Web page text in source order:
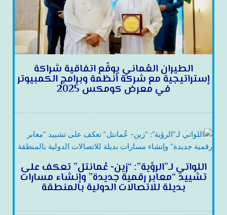
الطيران العُماني يوقّع اتفاقية شراكة
إستراتيجية مع شركة أنظمة وبرامج الكمبيوتر
في معرض كومكس 2025
اللواتي لـ”الرؤية”: “زين- عُمانتل” تعكف على
تشييد “معابر رقمية جديدة” وإنشاء مسارات
بديلة للاتصالات الدولية بالمنطقة